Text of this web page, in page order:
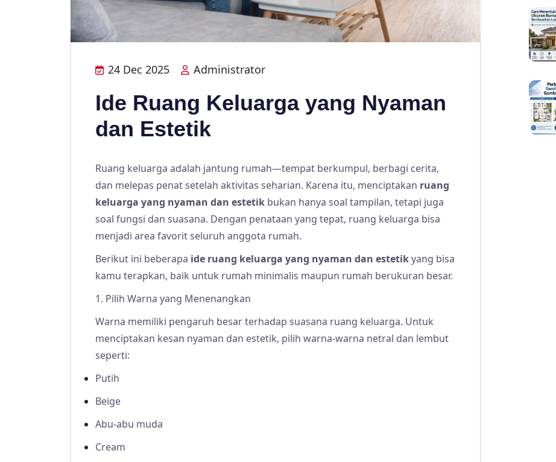
24 Dec 2025 Administrator
Ide Ruang Keluarga yang Nyaman
dan Estetik
Ruang keluarga adalah jantung rumah—tempat berkumpul, berbagi cerita,
dan melepas penat setelah aktivitas seharian. Karena itu, menciptakan ruang
keluarga yang nyaman dan estetik bukan hanya soal tampilan, tetapi juga
soal fungsi dan suasana. Dengan penataan yang tepat, ruang keluarga bisa
menjadi area favorit seluruh anggota rumah.
Berikut ini beberapa ide ruang keluarga yang nyaman dan estetikyang bisa
kamu terapkan, baik untuk rumah minimalis maupun rumah berukuran besar.
1. Pilih Warna yang Menenangkan
Warna memiliki pengaruh besar terhadap suasana ruang keluarga. Untuk
menciptakan kesan nyaman dan estetik, pilih warna-warna netral dan lembut
seperti:
Putih
Beige
Abu-abu muda
Cream